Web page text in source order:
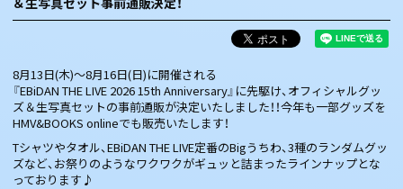
8月13日(木)～8月16日(日)に開催される
『EBiDAN THE LIVE 2026 15th Anniversary』に先駆け、オフィシャルグッ
ズ＆生写真セットの事前通販が決定いたしました！！今年も一部グッズを
HMV&BOOKS onlineでも販売いたします！
Tシャツやタオル、EBiDAN THE LIVE定番のBigうちわ、3種のランダムグッ
ズなど、お祭りのようなワクワクがギュッと詰まったラインナップとな
っております♪